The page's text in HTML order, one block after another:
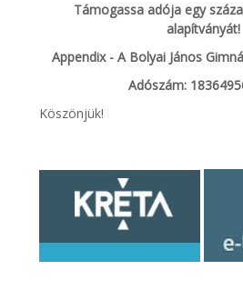
Támogassa adója egy
alapítványát!
Appendix - A Bolyai János
Adószám:
Köszönjük!